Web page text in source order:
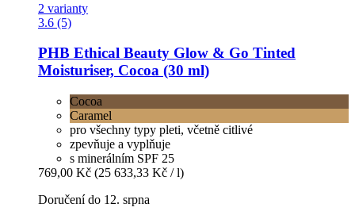
2 varianty
3.6 (5)
PHB Ethical Beauty Glow & Go Tinted
Moisturiser, Cocoa (30 ml)
Cocoa
Caramel
pro všechny typy pleti, včetně citlivé
zpevňuje a vyplňuje
s minerálním SPF 25
769,00 Kč (25 633,33 Kč / l)
Doručení do 12. srpna